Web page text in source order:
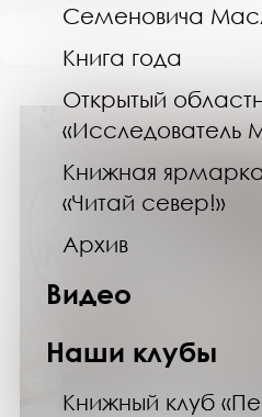
Семеновича
Книга года
Открытый
«Исследователь
Книжная
«Читай север!»
Архив
Видео
Наши клубы
Книжный клуб